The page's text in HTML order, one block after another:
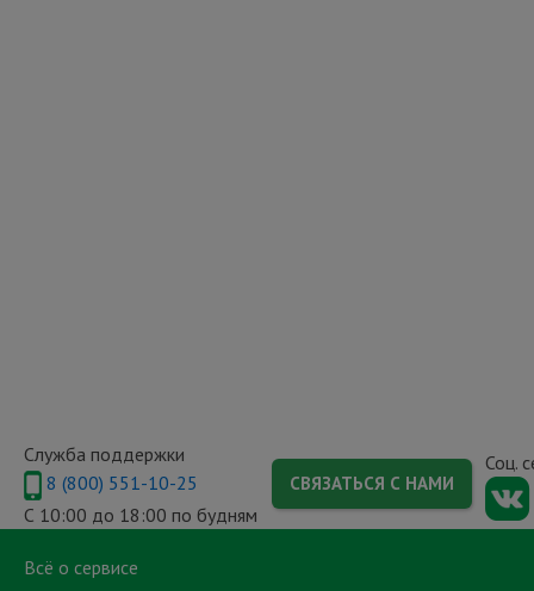
Всё о сервисе
Служба поддержки
8 (800) 551-10-25
С 10:00 до 18:00 по будням
СВЯЗАТЬСЯ С НАМИ
Соц.